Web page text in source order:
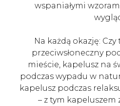
wspaniałymi
Na każdą okazję:
przeciwsłoneczny
mieście, kapelusz na
podczas wypadu w
kapelusz podczas
– z tym kapeluszem